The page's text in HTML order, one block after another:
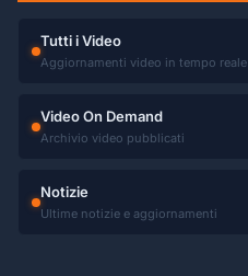
Tutti i Video
Aggiornamenti video in tempo reale
Video On Demand
Archivio video pubblicati
Notizie
Ultime notizie e aggiornamenti